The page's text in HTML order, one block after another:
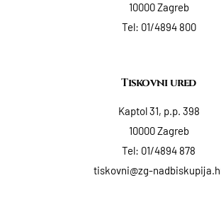
10000 Zagreb
Tel: 01/4894 800
Tiskovni ured
Kaptol 31, p.p. 398
10000 Zagreb
Tel: 01/4894 878
tiskovni@zg-